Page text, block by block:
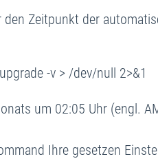
den Zeitpunkt der
-v > /dev/null 2>&1
um 02:05 Uhr (engl.
Ihre gesetzen